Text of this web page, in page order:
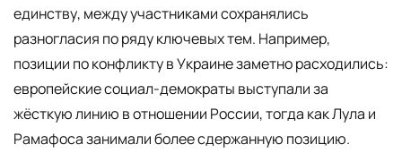
единству, между участниками сохранялись
разногласия по ряду ключевых тем. Например,
позиции по конфликту в Украине заметно расходились:
европейские социал-демократы выступали за
жёсткую линию в отношении России, тогда как Лула и
Рамафоса занимали более сдержанную позицию.